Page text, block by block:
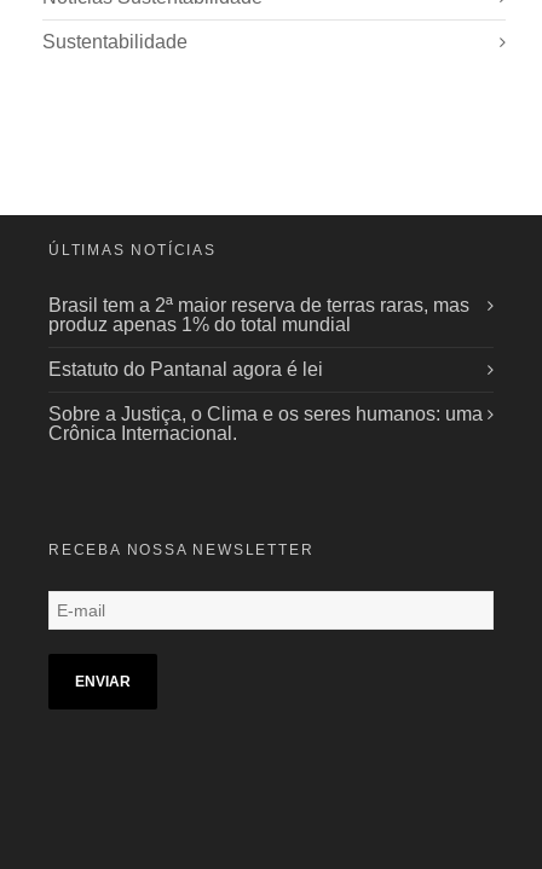
Sustentabilidade
ÚLTIMAS NOTÍCIAS
Brasil tem a 2ª maior reserva de terras raras, mas
produz apenas 1% do total mundial
Estatuto do Pantanal agora é lei
Sobre a Justiça, o Clima e os seres humanos: uma
Crônica Internacional.
RECEBA NOSSA NEWSLETTER